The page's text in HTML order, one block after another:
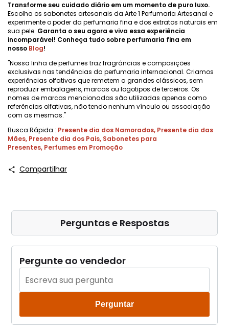
Transforme seu cuidado diário em um momento de puro luxo.
Escolha os sabonetes artesanais da Arte 1 Perfumaria Artesanal e
experimente o poder da perfumaria fina e dos extratos naturais em
sua pele. Garanta o seu agora e viva essa experiência
incomparável! Conheça tudo sobre perfumaria fina em
nosso Blog!
"Nossa linha de perfumes traz fragrâncias e composições
exclusivas nas tendências da perfumaria internacional. Criamos
experiências olfativas que remetem a grandes clássicos, sem
reproduzir embalagens, marcas ou logotipos de terceiros. Os
nomes de marcas mencionadas são utilizadas apenas como
referências olfativas, não tendo nenhum vínculo ou associação
com as mesmas."
Busca Rápida.: Presente dia dos Namorados, Presente dia das
Mães, Presente dia dos Pais, Sabonetes para
Presentes, Perfumes em Promoção
Compartilhar
Perguntas e Respostas
Pergunte ao vendedor
Perguntar